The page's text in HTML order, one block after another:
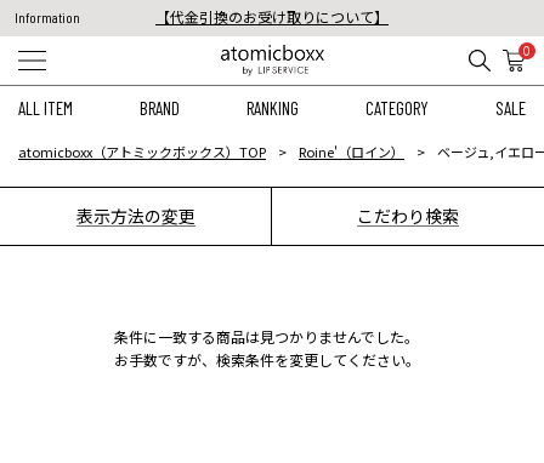
Information
【代金引換のお受け取りについて】
税込11,000円以上のご注文で送料無料！
0
ALL ITEM BRAND RANKING CATEGORY SALE
atomicboxx（アトミックボックス）TOP Roine'（ロイン） ベージュ,イエロ
表示方法の変更 こだわり検索
条件に一致する商品は見つかりませんでした。
お手数ですが、検索条件を変更してください。